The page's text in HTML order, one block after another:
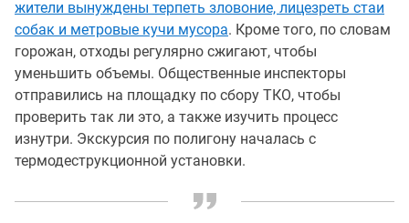
жители вынуждены терпеть зловоние, лицезреть стаи
собак и метровые кучи мусора. Кроме того, по словам
горожан, отходы регулярно сжигают, чтобы
уменьшить объемы. Общественные инспекторы
отправились на площадку по сбору ТКО, чтобы
проверить так ли это, а также изучить процесс
изнутри. Экскурсия по полигону началась с
термодеструкционной установки.